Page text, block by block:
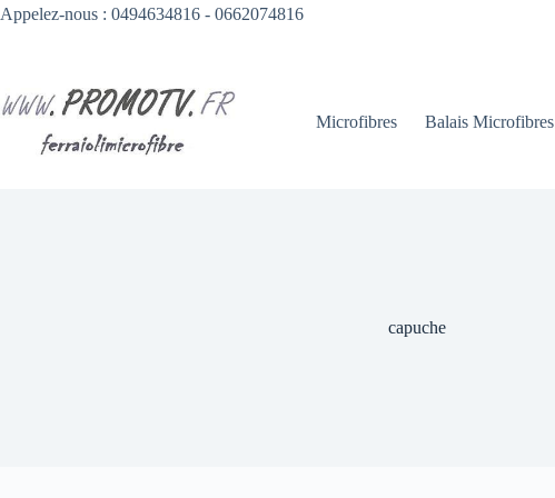
Passer
au
Appelez-nous : 0494634816 - 0662074816
Microfibres Balais Microfibres
capuche